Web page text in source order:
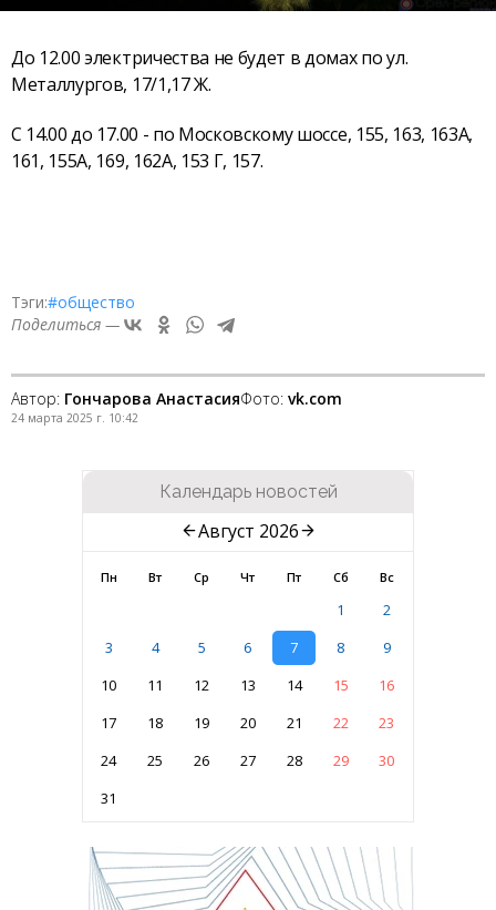
До 12.00 электричества не будет в домах по ул.
Металлургов, 17/1,17 Ж.
С 14.00 до 17.00 - по Московскому шоссе, 155, 163, 163А,
161, 155А, 169, 162А, 153 Г, 157.
Тэги:#общество
Поделиться —
Автор: Гончарова АнастасияФото: vk.com
24 марта 2025 г. 10:42
Календарь новостей
Август 2026
Пн Вт Ср Чт Пт Сб Вс
1
2
3
4 5 6 7 8
9
10
11 12 13 14 15
16
17
18 19 20 21 22
23
24
25 26 27 28 29
30
31